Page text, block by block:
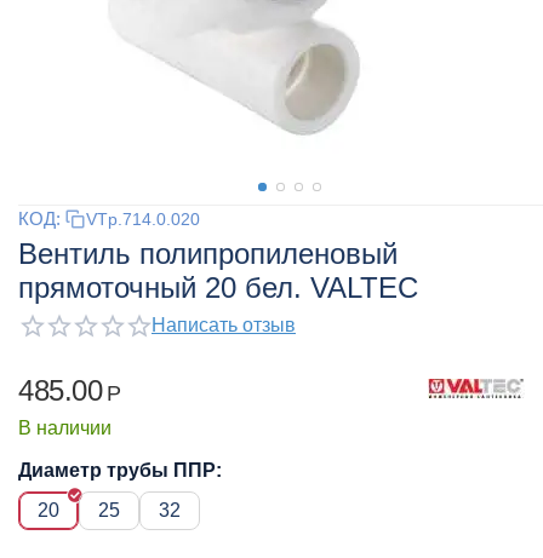
КОД: VTp.714.0.020
Вентиль полипропиленовый
прямоточный 20 бел. VALTEC
Написать отзыв
485.00 Р
В наличии
Диаметр трубы ППР:
20
25 32